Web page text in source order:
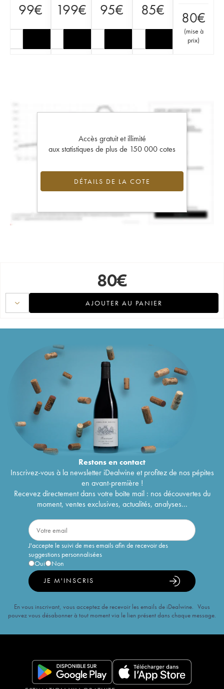
99€ 199€ 95€ 85€ 80€
(mise à
prix)
Accès gratuit et illimité
aux statistiques de plus de 150 000 cotes
DÉTAILS DE LA COTE
80€
AJOUTER AU PANIER
Restons encontact
Inscrivez-vous à la newsletter iDealwine et profitez de nos pépites
en avant-première !
Recevez directement dans votre boîte mail : nos découvertes du
moment, ventes exclusives, actualités, analyses...
J'accepte le suivi de mes emails afin de recevoir des
suggestions personnalisées
Oui
Non
JE M'INSCRIS
En vous inscrivant, vous acceptez de recevoir les emails de iDealwine. Vous
pouvez vous désabonner à tout moment via le lien présent dans chaque message.